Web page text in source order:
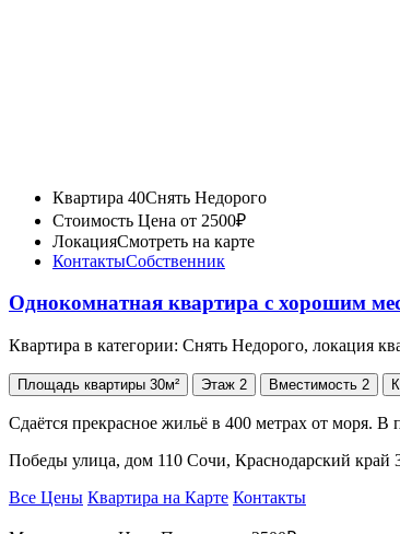
Квартира 40Снять Недорого
Стоимость Цена от 2500₽
ЛокацияСмотреть на карте
КонтактыСобственник
Однокомнатная квартира с хорошим
Квартира в категории: Снять Недорого, локация
Площадь квартиры 30м² Этаж 2 Вместимость 2
Сдаётся прекрасное жильё в 400 метрах от моря.
Победы улица, дом 110 Сочи, Краснодарский край
Все Цены Квартира на Карте Контакты